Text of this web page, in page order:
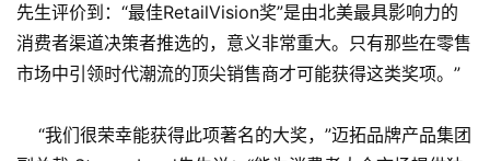
先生评价到：“最佳RetailVision奖”是由北美最具影响力的
消费者渠道决策者推选的，意义非常重大。只有那些在零售
市场中引领时代潮流的顶尖销售商才可能获得这类奖项。”
“我们很荣幸能获得此项著名的大奖，”迈拓品牌产品集团